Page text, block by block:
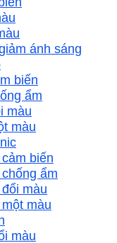
ánh sáng
biến
ẩm
màu
màu
biến
ẩm
màu
màu
màu